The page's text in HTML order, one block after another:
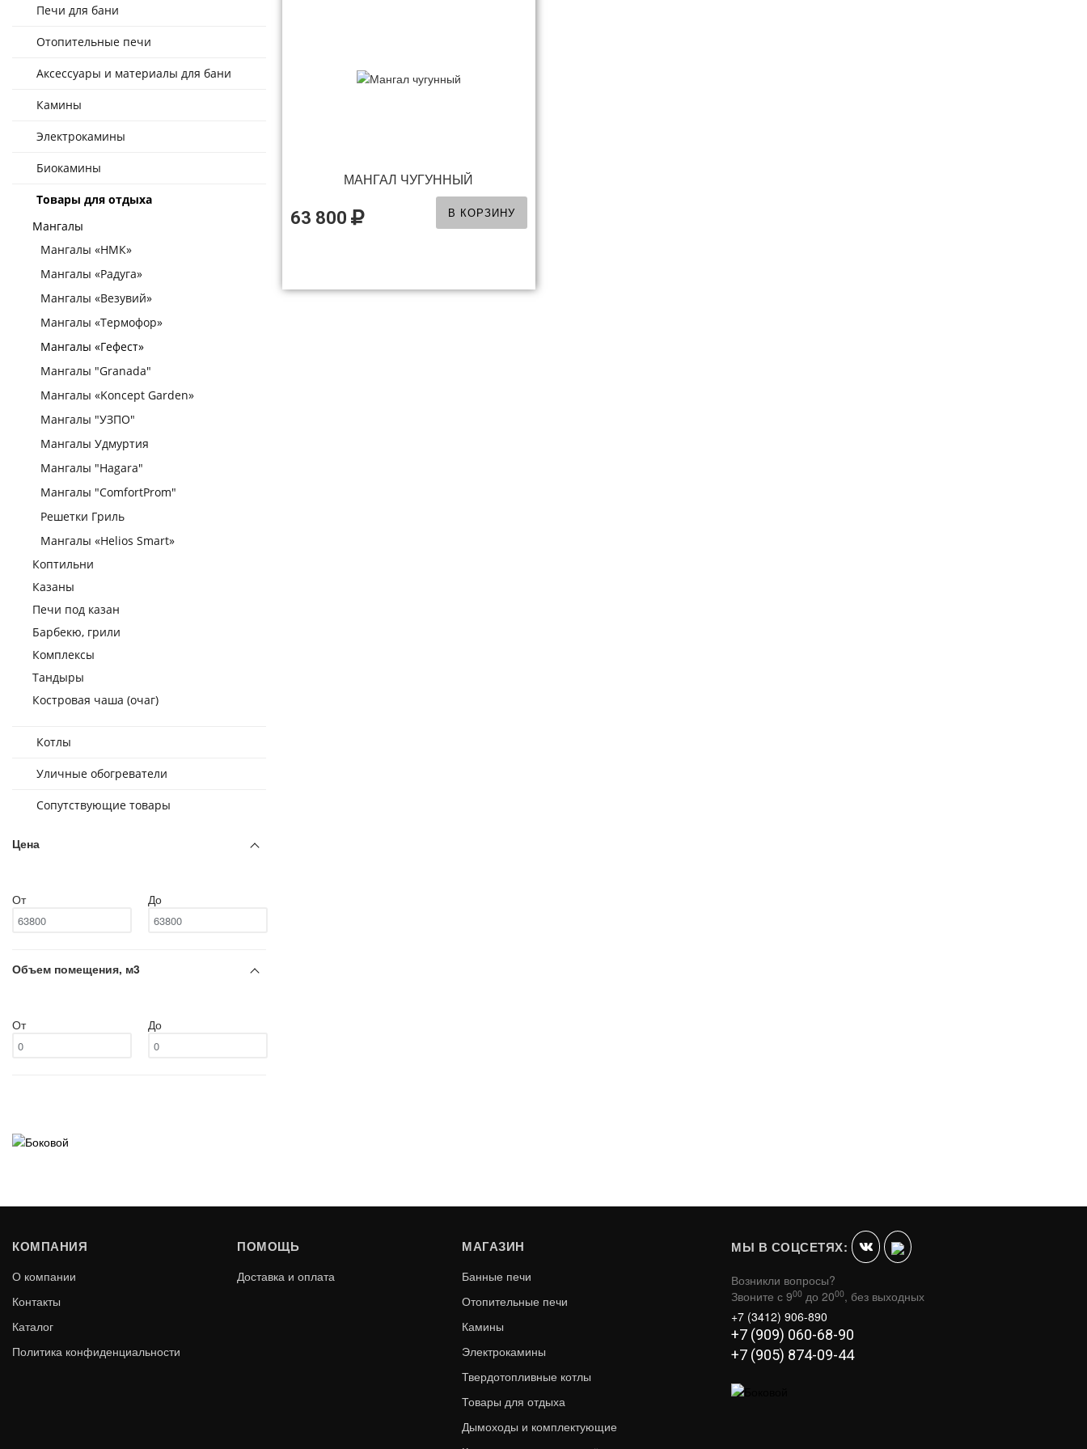
Печи для бани
Отопительные печи
Аксессуары и материалы для бани
Камины
Электрокамины
Биокамины
Товары для отдыха
Мангалы
Мангалы «НМК»
Мангалы «Радуга»
Мангалы «Везувий»
Мангалы «Термофор»
Мангалы «Гефест»
Мангалы "Granada"
Мангалы «Koncept Garden»
Мангалы "УЗПО"
Мангалы Удмуртия
Мангалы "Hagara"
Мангалы "ComfortProm"
Решетки Гриль
Мангалы «Helios Smart»
Коптильни
Казаны
Печи под казан
Барбекю, грили
Комплексы
Тандыры
Костровая чаша (очаг)
Котлы
Уличные обогреватели
Сопутствующие товары
Цена
От До
Объем помещения, м3
От До
МАНГАЛ ЧУГУННЫЙ
63 800 В КОРЗИНУ
КОМПАНИЯ
О компании
Контакты
Каталог
Политика конфиденциальности
ПОМОЩЬ
Доставка и оплата
МАГАЗИН
Банные печи
Отопительные печи
Камины
Электрокамины
Твердотопливные котлы
Товары для отдыха
Дымоходы и комплектующие
МЫ В СОЦСЕТЯХ:
Возникли вопросы?
Звоните с 900 до 2000, без выходных
+7 (3412) 906-890
+7 (909) 060-68-90
+7 (905) 874-09-44